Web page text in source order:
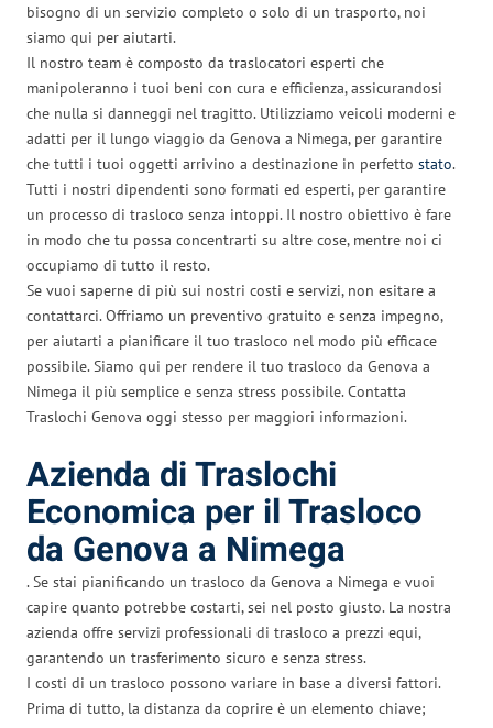
bisogno di un servizio completo o solo di un trasporto, noi
siamo qui per aiutarti.
Il nostro team è composto da traslocatori esperti che
manipoleranno i tuoi beni con cura e efficienza, assicurandosi
che nulla si danneggi nel tragitto. Utilizziamo veicoli moderni e
adatti per il lungo viaggio da Genova a Nimega, per garantire
che tutti i tuoi oggetti arrivino a destinazione in perfetto stato.
Tutti i nostri dipendenti sono formati ed esperti, per garantire
un processo di trasloco senza intoppi. Il nostro obiettivo è fare
in modo che tu possa concentrarti su altre cose, mentre noi ci
occupiamo di tutto il resto.
Se vuoi saperne di più sui nostri costi e servizi, non esitare a
contattarci. Offriamo un preventivo gratuito e senza impegno,
per aiutarti a pianificare il tuo trasloco nel modo più efficace
possibile. Siamo qui per rendere il tuo trasloco da Genova a
Nimega il più semplice e senza stress possibile. Contatta
Traslochi Genova oggi stesso per maggiori informazioni.
Azienda di Traslochi
Economica per il Trasloco
da Genova a Nimega
. Se stai pianificando un trasloco da Genova a Nimega e vuoi
capire quanto potrebbe costarti, sei nel posto giusto. La nostra
azienda offre servizi professionali di trasloco a prezzi equi,
garantendo un trasferimento sicuro e senza stress.
I costi di un trasloco possono variare in base a diversi fattori.
Prima di tutto, la distanza da coprire è un elemento chiave;